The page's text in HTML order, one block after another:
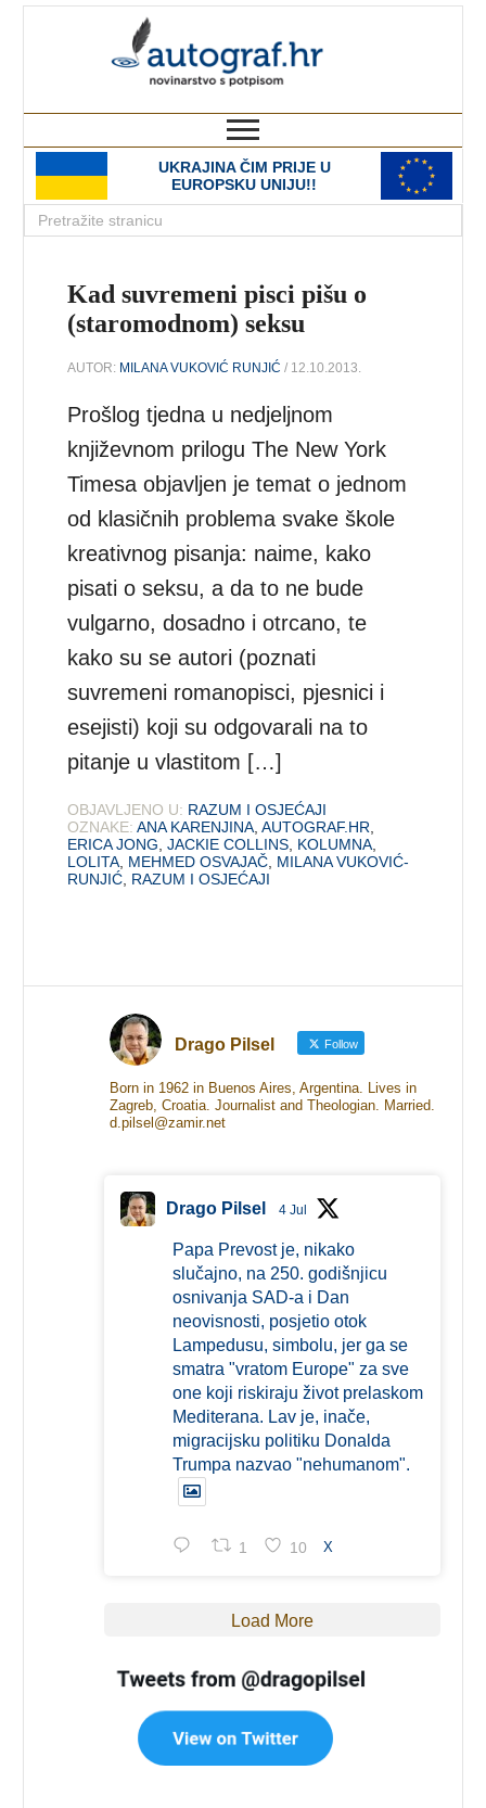
UKRAJINA ČIM PRIJE U
EUROPSKU UNIJU!!
Kad suvremeni pisci pišu o
(staromodnom) seksu
AUTOR: MILANA VUKOVIĆ RUNJIĆ / 12.10.2013.
Prošlog tjedna u nedjeljnom
književnom prilogu The New York
Timesa objavljen je temat o jednom
od klasičnih problema svake škole
kreativnog pisanja: naime, kako
pisati o seksu, a da to ne bude
vulgarno, dosadno i otrcano, te
kako su se autori (poznati
suvremeni romanopisci, pjesnici i
esejisti) koji su odgovarali na to
pitanje u vlastitom […]
OBJAVLJENO U: RAZUM I OSJEĆAJI
OZNAKE: ANA KARENJINA ,AUTOGRAF.HR
ERICA JONG ,JACKIE COLLINS KOLUMNA
LOLITA MEHMED OSVAJAČ MILANA VUKOVIĆ-
RUNJIĆ RAZUM I OSJEĆAJI
Drago Pilsel Follow
Born in 1962 in Buenos Aires, Argentina. Lives in
Zagreb, Croatia. Journalist and Theologian. Married.
d.pilsel@zamir.net
Drago Pilsel 4 Jul
Papa Prevost je, nikako
slučajno, na 250. godišnjicu
osnivanja SAD-a i Dan
neovisnosti, posjetio otok
Lampedusu, simbolu, jer ga se
smatra "vratom Europe" za sve
one koji riskiraju život prelaskom
Mediterana. Lav je, inače,
migracijsku politiku Donalda
Trumpa nazvao "nehumanom".
1 10 X
Load More